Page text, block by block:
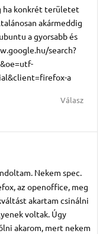
ha konkrét területet
akármeddig
a gyorsabb és
search?
a
Válasz
Nekem spec.
az openoffice, meg
akartam csinálni
voltak. Úgy
akarom, mert nekem